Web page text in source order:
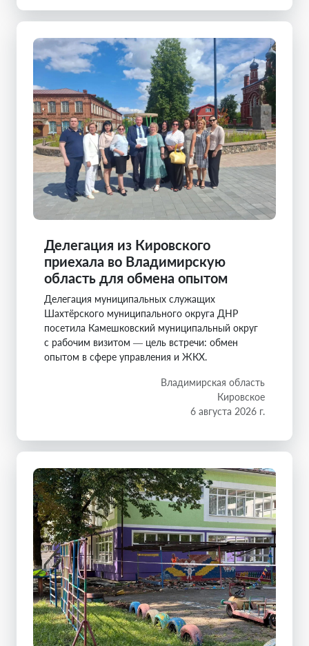
Делегация из Кировского
приехала во Владимирскую
область для обмена опытом
Делегация муниципальных служащих
Шахтёрского муниципального округа ДНР
посетила Камешковский муниципальный округ
с рабочим визитом — цель встречи: обмен
опытом в сфере управления и ЖКХ.
Владимирская область
Кировское
6 августа 2026 г.